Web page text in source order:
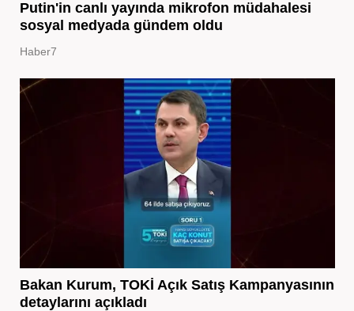
Putin'in canlı yayında mikrofon müdahalesi
sosyal medyada gündem oldu
Haber7
Bakan Kurum, TOKİ Açık Satış Kampanyasının
detaylarını açıkladı